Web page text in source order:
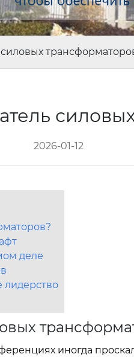
2026-01-12
деле
лидерство
иногда